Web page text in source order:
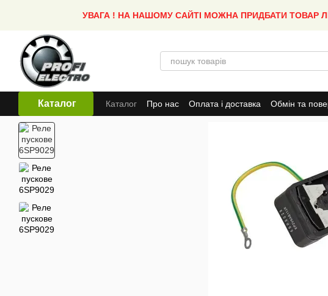
УВАГА ! НА НАШОМУ САЙТІ МОЖНА ПРИДБАТИ ТОВАР
Каталог Каталог Про нас Оплата і доставка Обмін та